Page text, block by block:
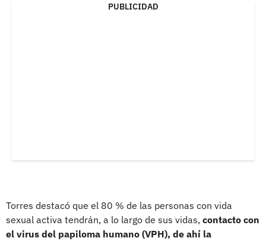
PUBLICIDAD
Torres destacó que el 80 % de las personas con vida
sexual activa tendrán, a lo largo de sus vidas, contacto con
el virus del papiloma humano (VPH), de ahí la